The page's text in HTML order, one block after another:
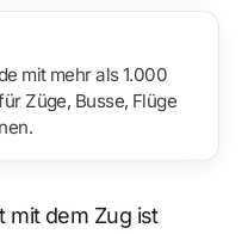
mit mehr als 1.000
Züge, Busse, Flüge
mit dem Zug ist